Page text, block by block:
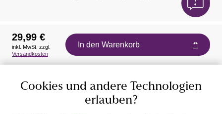
Auszeichnungen
29,99 €
inkl. MwSt. zzgl.
Versandkosten
In den Warenkorb
Cookies und andere Technologien
erlauben?